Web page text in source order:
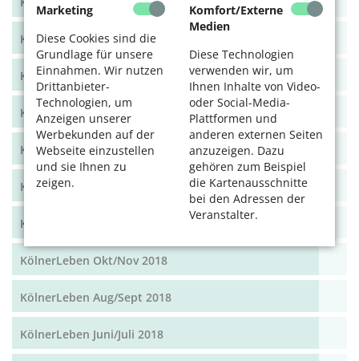
Marketing
Diese Cookies sind die
Grundlage für unsere
Einnahmen. Wir nutzen
Drittanbieter-
Technologien, um
Anzeigen unserer
Werbekunden auf der
Webseite einzustellen
und sie Ihnen zu
zeigen.
Komfort/Externe
Medien
Diese Technologien
verwenden wir, um
Ihnen Inhalte von Video-
oder Social-Media-
Plattformen und
anderen externen Seiten
anzuzeigen. Dazu
gehören zum Beispiel
die Kartenausschnitte
bei den Adressen der
Veranstalter.
KölnerLeben Okt/Nov 19
KölnerLeben Aug/Sept 2019
KölnerLeben Juni/Juli 2019
KölnerLeben April/Mai 2019
KölnerLeben Feb/März 2019
KölnerLeben Dez 18/Jan 19
KölnerLeben Okt/Nov 2018
KölnerLeben Aug/Sept 2018
KölnerLeben Juni/Juli 2018